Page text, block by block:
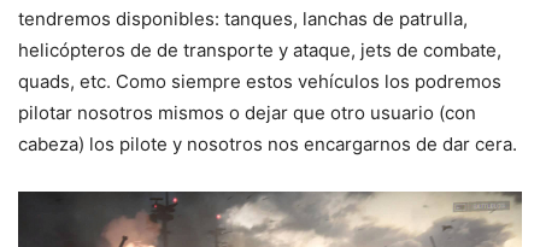
tendremos disponibles: tanques, lanchas de patrulla,
helicópteros de de transporte y ataque, jets de combate,
quads, etc. Como siempre estos vehículos los podremos
pilotar nosotros mismos o dejar que otro usuario (con
cabeza) los pilote y nosotros nos encargarnos de dar cera.